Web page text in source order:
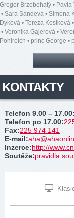
Gregor Brzobohatý • Pavla
• Sara Sandeva • Simona
Dyková • Tereza Kostková •
• Veronika Gajerová •
Pohlreich • princ George •
KONTAKTY
Telefon 9.00 – 17.00:
Telefon po 17.00:
Fax:225 974 141
E-mail:
Inzerce:http://
Soutěže:pravidla